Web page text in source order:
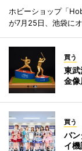
ホビーショップ「
が7月25日、池袋にオ
買う
東
金像
買う
バン
イ